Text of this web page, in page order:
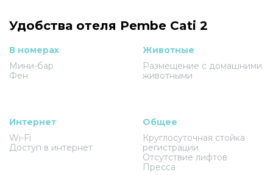
Удобства отеля Pembe Cati 2
В номерах
Мини-бар
Фен
Животные
Размещение с домашними
животными
Интернет
Wi-Fi
Доступ в интернет
Общее
Круглосуточная стойка
регистрации
Отсутствие лифтов
Пресса